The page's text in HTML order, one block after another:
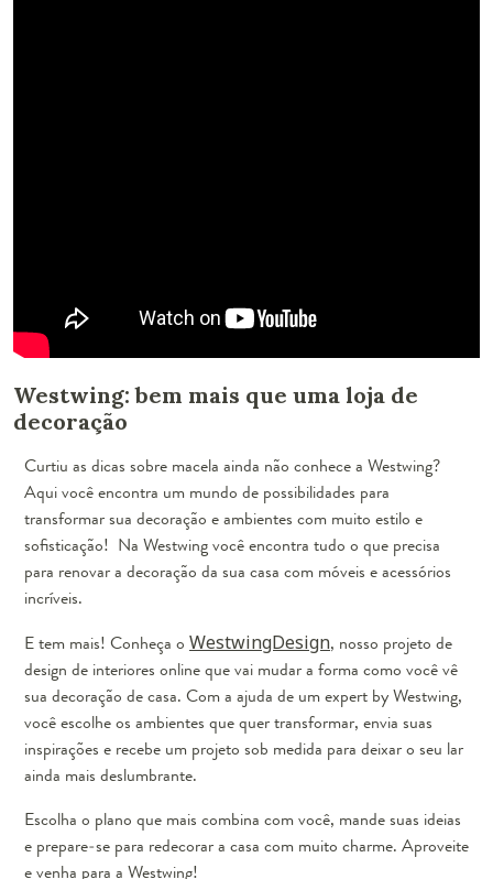
Westwing: bem mais que uma loja de
decoração
Curtiu as dicas sobre macela ainda não conhece a Westwing?
Aqui você encontra um mundo de possibilidades para
transformar sua decoração e ambientes com muito estilo e
sofisticação! Na Westwing você encontra tudo o que precisa
para renovar a decoração da sua casa com móveis e acessórios
incríveis.
E tem mais! Conheça o WestwingDesign, nosso projeto de
design de interiores online que vai mudar a forma como você vê
sua decoração de casa. Com a ajuda de um expert by Westwing,
você escolhe os ambientes que quer transformar, envia suas
inspirações e recebe um projeto sob medida para deixar o seu lar
ainda mais deslumbrante.
Escolha o plano que mais combina com você, mande suas ideias
e prepare-se para redecorar a casa com muito charme. Aproveite
e venha para a Westwing!